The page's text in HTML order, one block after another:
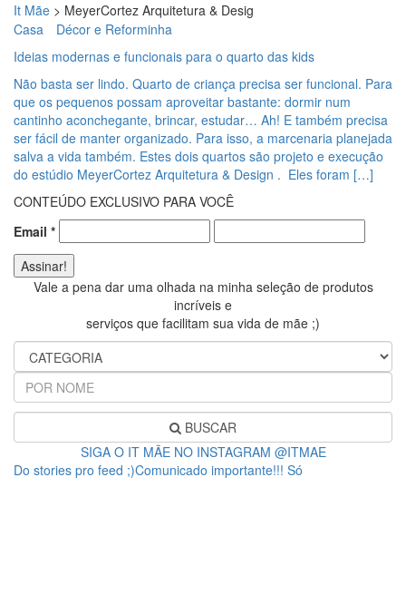
It Mãe > MeyerCortez Arquitetura & Desig
Casa
Décor e Reforminha
Ideias modernas e funcionais para o quarto das kids
Não basta ser lindo. Quarto de criança precisa ser funcional. Para
que os pequenos possam aproveitar bastante: dormir num
cantinho aconchegante, brincar, estudar… Ah! E também precisa
ser fácil de manter organizado. Para isso, a marcenaria planejada
salva a vida também. Estes dois quartos são projeto e execução
do estúdio MeyerCortez Arquitetura & Design . Eles foram […]
CONTEÚDO EXCLUSIVO PARA VOCÊ
Email *
Vale a pena dar uma olhada na minha seleção de produtos
incríveis e
serviços que facilitam sua vida de mãe ;)
BUSCAR
SIGA O IT MÃE NO INSTAGRAM @ITMAE
Do stories pro feed ;)Comunicado importante!!! Só